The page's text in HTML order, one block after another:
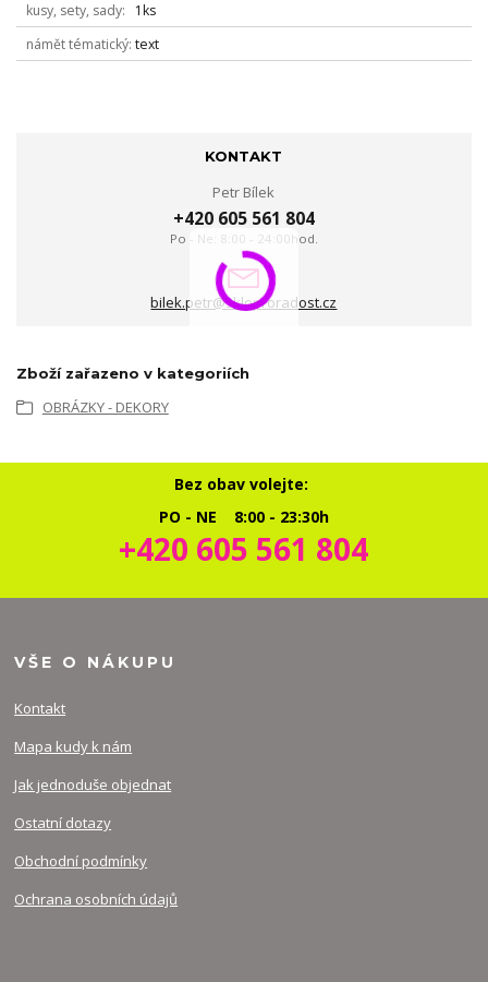
kusy, sety, sady
1ks
námět tématický text
KONTAKT
Petr Bílek
+420 605 561 804
Po - Ne: 8:00 - 24:00hod.
bilek.petr@skloproradost.cz
Zboží zařazeno v kategoriích
OBRÁZKY - DEKORY
Bez obav volejte:
PO - NE 8:00 - 23:30h
+420 605 561 804
VŠE O NÁKUPU
Kontakt
Mapa kudy k nám
Jak jednoduše objednat
Ostatní dotazy
Obchodní podmínky
Ochrana osobních údajů